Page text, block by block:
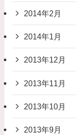
2014年2月
2014年1月
2013年12月
2013年11月
2013年10月
2013年9月